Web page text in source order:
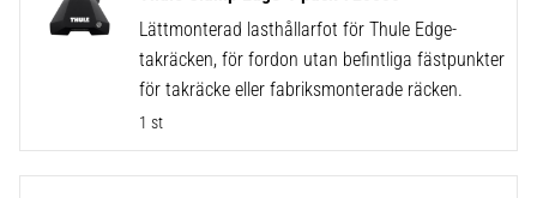
Lättmonterad lasthållarfot för Thule Edge-
takräcken, för fordon utan befintliga fästpunkter
för takräcke eller fabriksmonterade räcken.
1 st